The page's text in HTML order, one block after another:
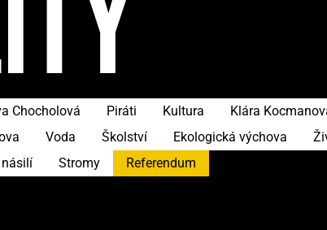
Chocholová Piráti Kultura Klára
Voda Školství Ekologická výchova
Stromy Referendum